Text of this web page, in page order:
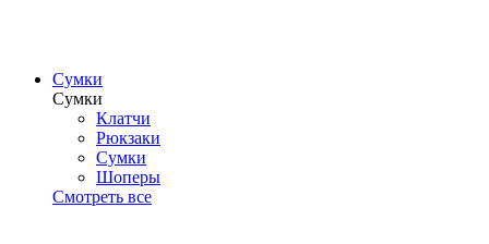
Сумки
Сумки
Клатчи
Рюкзаки
Сумки
Шоперы
Смотреть все